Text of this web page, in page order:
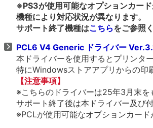
※PS3が使用可能なオプションカー
機種により対応状況が異なります。
サポート終了機種はこちらをご参照
PCL6 V4 Generic ドライバー
本ドライバーを使用するとプリンタ
特にWindowsストアアプリからの印
【注意事項】
※こちらのドライバーは25年3月末
サポート終了後は本ドライバー及び
※PCLが使用可能なオプションカー